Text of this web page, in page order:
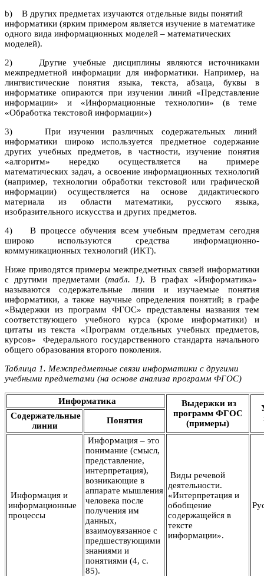
b) В других предметах изучаются отдельные виды понятий
информатики (ярким примером является изучение в математике
одного вида информационных моделей – математических
моделей).
2) Другие учебные дисциплины являются источниками
межпредметной информации для информатики. Например, на
лингвистические понятия языка, текста, абзаца, буквы в
информатике опираются при изучении линий «Представление
информации» и «Информационные технологии» (в теме
«Обработка текстовой информации»)
3) При изучении различных содержательных линий
информатики широко используется предметное содержание
других учебных предметов, в частности, изучение понятия
«алгоритм» нередко осуществляется на примере
математических задач, а освоение информационных технологий
(например, технологии обработки текстовой или графической
информации) осуществляется на основе дидактического
материала из области математики, русского языка,
изобразительного искусства и других предметов.
4) В процессе обучения всем учебным предметам сегодня
широко используются средства информационно-
коммуникационных технологий (ИКТ).
Ниже приводятся примеры межпредметных связей информатики
с другими предметами (табл. 1). В графах «Информатика»
называются содержательные линии и изучаемые понятия
информатики, а также научные определения понятий; в графе
«Выдержки из программ ФГОС» представлены названия тем
соответствующего учебного курса (кроме информатики) и
цитаты из текста «Программ отдельных учебных предметов,
курсов» Федерального государственного стандарта начального
общего образования второго поколения.
Таблица 1. Межпредметные связи информатики с другими
учебными предметами (на основе анализа программ ФГОС)
Информатика
Выдержки из
программ ФГОС
(примеры)
Содержательные
линии
Понятия
Информация и
информационные
процессы
Информация – это
понимание (смысл,
представление,
интерпретация),
возникающие в
аппарате мышления
человека после
получения им
данных,
взаимоувязанное с
предшествующими
знаниями и
понятиями (4, с.
85).
Виды речевой
деятельности.
«Интерпретация и
обобщение
содержащейся в
тексте
информации».